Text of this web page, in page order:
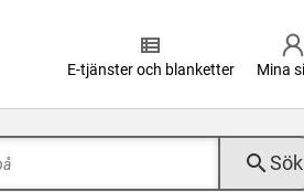
view_list
E-tjänster och blanketter Mina
search Sök